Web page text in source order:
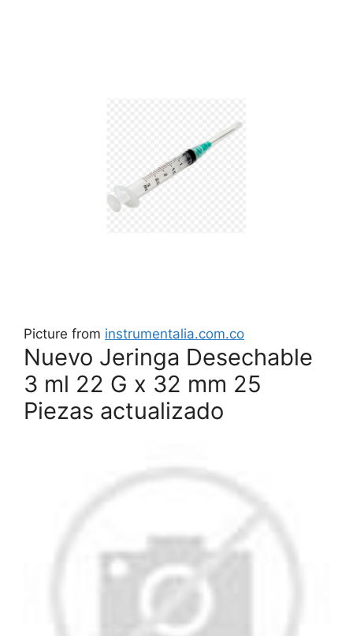
Picture from instrumentalia.com.co
Nuevo Jeringa Desechable
3 ml 22 G x 32 mm 25
Piezas actualizado